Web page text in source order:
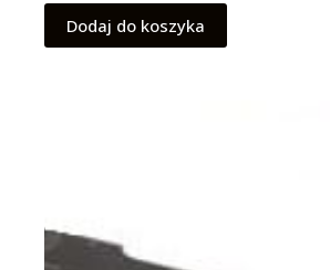
Dodaj do koszyka